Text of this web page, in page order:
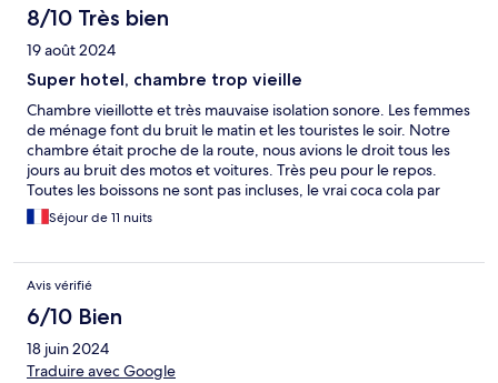
8/10 Très bien
19 août 2024
Super hotel, chambre trop vieille
Chambre vieillotte et très mauvaise isolation sonore. Les femmes
de ménage font du bruit le matin et les touristes le soir. Notre
chambre était proche de la route, nous avions le droit tous les
jours au bruit des motos et voitures. Très peu pour le repos.
Toutes les boissons ne sont pas incluses, le vrai coca cola par
exemple. Quasi tous les sodas et jus ont une saveur
d'aspartame. Personnel cependant très accueillant. Le
adoré.
Séjour de 11 nuits
Avis vérifié
6/10 Bien
18 juin 2024
Traduire avec Google